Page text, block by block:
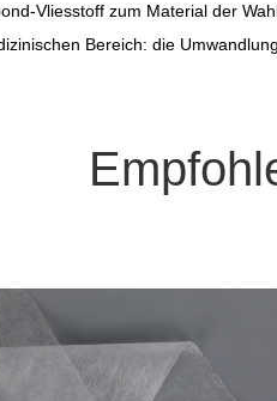
Vliesstoff zum Material der
Bereich: die